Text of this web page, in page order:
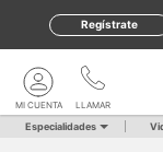
Regístrate
LLAMAR
MI CUENTA
Especialidades